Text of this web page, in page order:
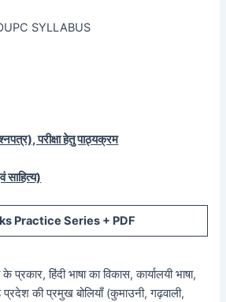
SYLLABUS
परीक्षा हेतु पाठ्यक्रम
साहित्य)
Practice Series + PDF
के प्रकार, हिंदी भाषा का विकास, कार्यालयी भाषा,
प्रदेश की प्रमुख बोलियाँ (कुमाउनी, गढ़वाली,